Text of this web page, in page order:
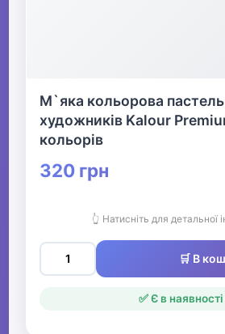
М`яка кольорова
художників Kalour
кольорів
320 грн
👆 Натисніть для детальної
🛒 В
✅ Є в наявності